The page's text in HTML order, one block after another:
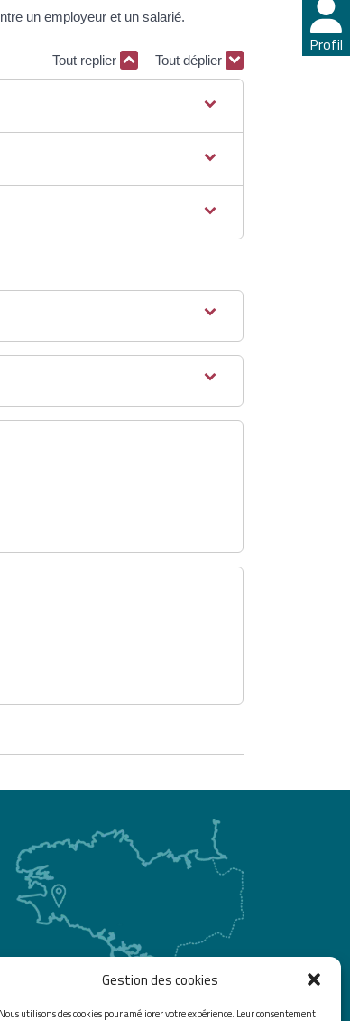
Gestion des cookies
Nous utilisons des cookies pour améliorer votre expérience. Leur consentement
Profil
un employeur et un salarié.
Tout replier Tout déplier